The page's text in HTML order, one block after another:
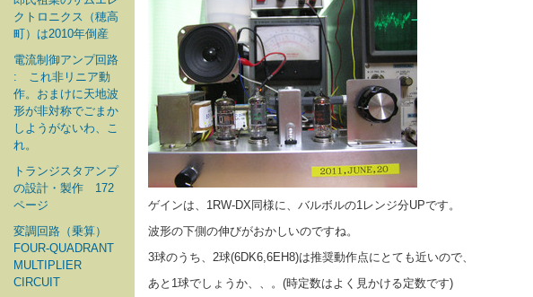
クトロニクス（穂高
町）は2010年倒産
電流制御アンプ回路
: これ非リニア動
作。おまけに天地波
形が非対称でごまか
しようがないわ、こ
れ。
トランジスタアンプ
の設計・製作 172
ページ
変調回路（乗算）
FOUR-QUADRANT
MULTIPLIER
CIRCUIT
ゲインは、1RW-DX同様に、バルボルの1レンジ分UPです。
波形の下側の伸びがおかしいのですね。
3球のうち、2球(6DK6,6EH8)は推奨動作点にとても近いので、
あと1球でしょうか、、。(時定数はよく見かける定数です)